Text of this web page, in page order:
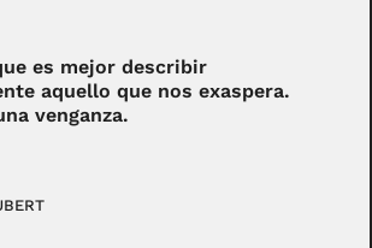
es mejor describir
aquello que nos exaspera.
venganza.